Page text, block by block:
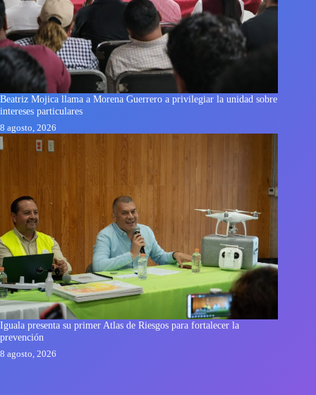
Beatriz Mojica llama a Morena Guerrero a privilegiar la unidad sobre
intereses particulares
8 agosto, 2026
Iguala presenta su primer Atlas de Riesgos para fortalecer la
prevención
8 agosto, 2026